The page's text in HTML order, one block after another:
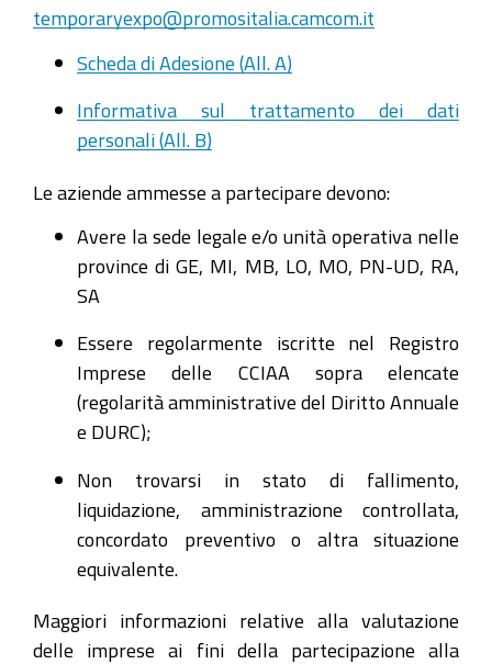
temporaryexpo@promositalia.camcom.it
Scheda di Adesione (All. A)
Informativa sul trattamento dei dati
personali (All. B)
Le aziende ammesse a partecipare devono:
Avere la sede legale e/o unità operativa nelle
province di GE, MI, MB, LO, MO, PN-UD, RA,
SA
Essere regolarmente iscritte nel Registro
Imprese delle CCIAA sopra elencate
(regolarità amministrative del Diritto Annuale
e DURC);
Non trovarsi in stato di fallimento,
liquidazione, amministrazione controllata,
concordato preventivo o altra situazione
equivalente.
Maggiori informazioni relative alla valutazione
delle imprese ai fini della partecipazione alla